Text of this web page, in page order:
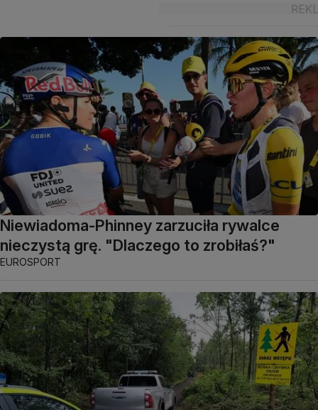
Niewiadoma-Phinney zarzuciła rywalce
nieczystą grę. "Dlaczego to zrobiłaś?"
EUROSPORT